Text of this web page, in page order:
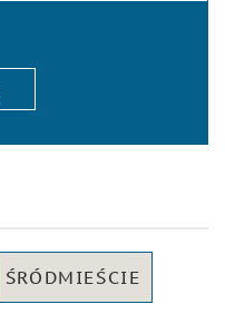
ŚRÓDMIEŚCIE